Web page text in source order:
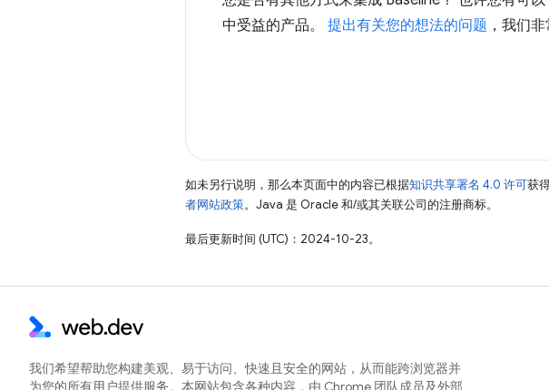
中受益的产品。 提出有关您的想法的问题 ，我们
如未另行说明，那么本页面中的内容已根据知识共享署名 4.0 许可获
者网站政策。Java 是 Oracle 和/或其关联公司的注册商标。
最后更新时间 (UTC)：2024-10-23。
我们希望帮助您构建美观、易于访问、快速且安全的网站，从而能跨浏览器并
为您的所有用户提供服务。本网站包含各种内容，由 Chrome 团队成员及外部